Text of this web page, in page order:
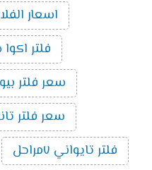
اسعار
فلتر اكوا جيت
سعر فلتر بيور
سعر فلتر تانك ٧ مراحل
فلتر تايواني ٧مراحل